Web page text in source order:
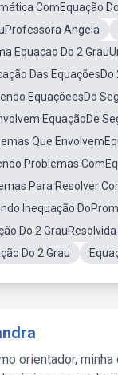
ComEquação
Angela
Equacao Do 2
Das EquaçõesDo
EquaçõeesDo
EquaçãoDe
Que
Problemas
Para Resolver
Inequação
Do 2 GrauResolvida
Do 2 Grau
orientador,